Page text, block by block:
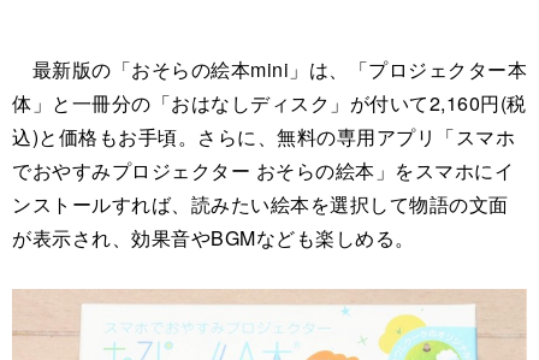
最新版の「おそらの絵本mini」は、「プロジェクター本
体」と一冊分の「おはなしディスク」が付いて2,160円(税
込)と価格もお手頃。さらに、無料の専用アプリ「スマホ
でおやすみプロジェクター おそらの絵本」をスマホにイ
ンストールすれば、読みたい絵本を選択して物語の文面
が表示され、効果音やBGMなども楽しめる。